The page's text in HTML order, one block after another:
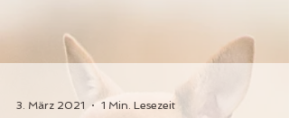
3. März 2021 1 Min. Lesezeit